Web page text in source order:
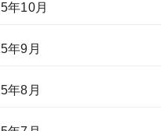
年10月
年9月
年8月